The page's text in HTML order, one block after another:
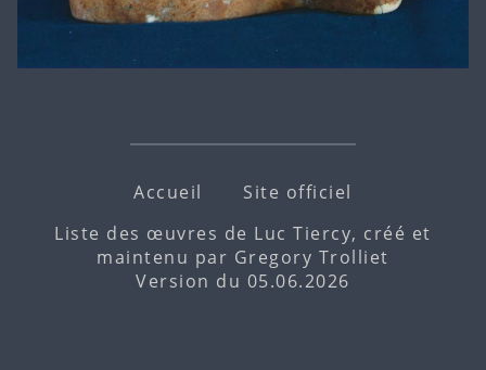
Accueil
Site officiel
Liste des œuvres de Luc Tiercy, créé et
maintenu par Gregory Trolliet
Version du 05.06.2026